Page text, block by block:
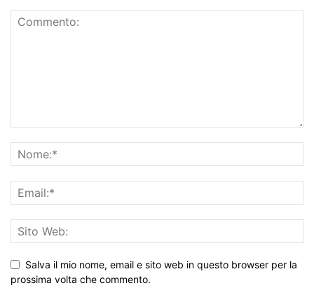
Salva il mio nome, email e sito web in questo browser per la
prossima volta che commento.